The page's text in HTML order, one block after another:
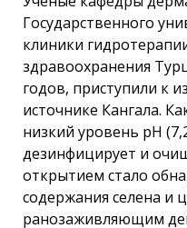
Государственного
клиники
здравоохранения
годов, приступили к
источнике Кангала.
низкий уровень рН
дезинфицирует и
открытием стало
содержания селена и
ранозаживляющим